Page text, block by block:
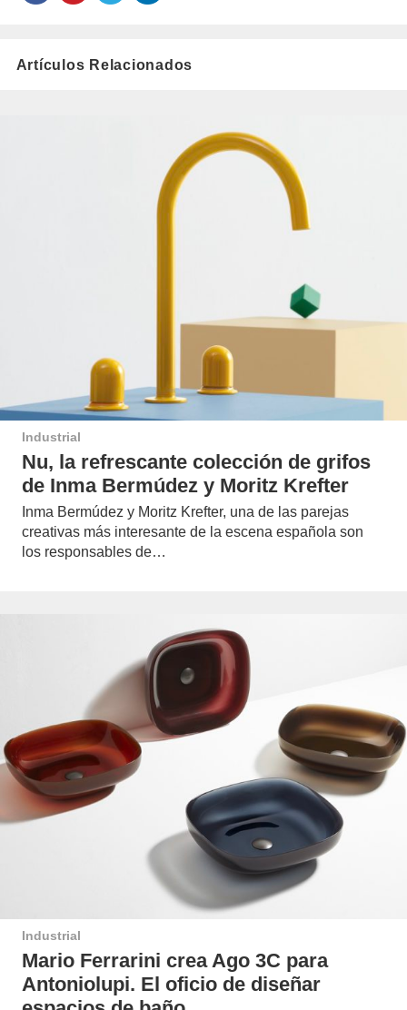
Artículos Relacionados
Industrial
Nu, la refrescante colección de grifos
de Inma Bermúdez y Moritz Krefter
Inma Bermúdez y Moritz Krefter, una de las parejas
creativas más interesante de la escena española son
los responsables de…
Industrial
Mario Ferrarini crea Ago 3C para
Antoniolupi. El oficio de diseñar